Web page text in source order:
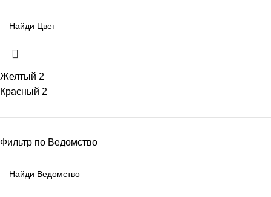
Желтый 2
Красный 2
Фильтр по Ведомство